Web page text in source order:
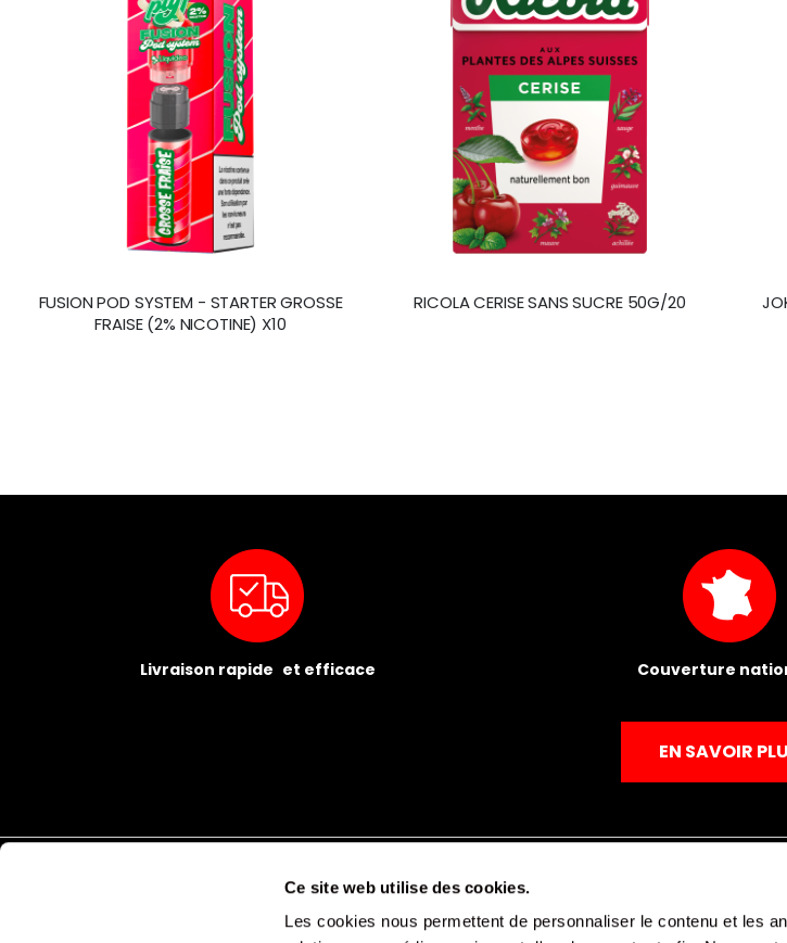
Ce site web utilise des cookies.
Les cookies nous permettent de personnaliser le contenu et les
FUSION POD SYSTEM - STARTER GROSSE
FRAISE (2% NICOTINE) X10
RICOLA CERISE SANS SUCRE 50G/20
Livraison rapide et efficace Couverture
EN SAVOIR
Mentions légales Politique de